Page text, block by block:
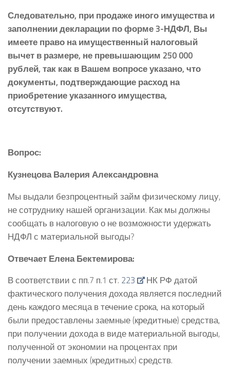
Следовательно, при продаже иного имущества и
заполнении декларации по форме 3-НДФЛ, Вы
имеете право на имущественный налоговый
вычет в размере, не превышающим 250 000
рублей, так как в Вашем вопросе указано, что
документы, подтверждающие расход на
приобретение указанного имущества,
отсутствуют.
Вопрос:
Кузнецова Валерия Александровна
Мы выдали безпроцентный займ физическому лицу,
не сотруднику нашей организации. Как мы должны
сообщать в налоговую о не возможности удержать
НДФЛ с материальной выгоды?
Отвечает Елена Бектемирова:
В соответствии с пп.7 п.1 ст. 223
НК РФ датой
фактического получения дохода является последний
день каждого месяца в течение срока, на который
были предоставлены заемные (кредитные) средства,
при получении дохода в виде материальной выгоды,
полученной от экономии на процентах при
получении заемных (кредитных) средств.